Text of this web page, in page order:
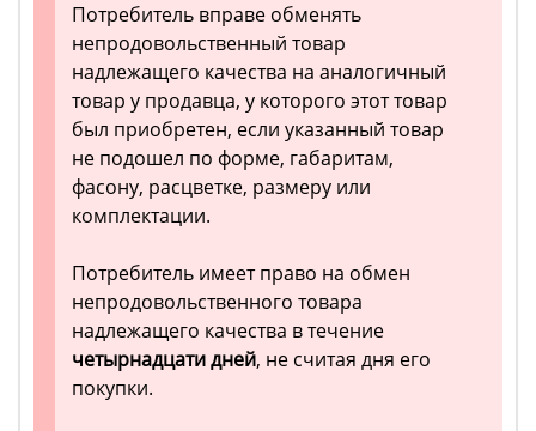
Потребитель вправе обменять
непродовольственный товар
надлежащего качества на аналогичный
товар у продавца, у которого этот товар
был приобретен, если указанный товар
не подошел по форме, габаритам,
фасону, расцветке, размеру или
комплектации.
Потребитель имеет право на обмен
непродовольственного товара
надлежащего качества в течение
четырнадцати дней, не считая дня его
покупки.